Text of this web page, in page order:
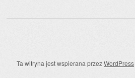
Ta witryna jest wspierana przezWordPress